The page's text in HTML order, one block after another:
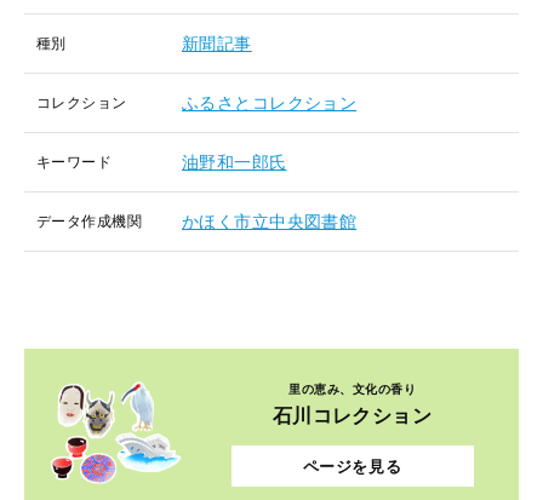
種別 新聞記事
コレクション ふるさとコレクション
キーワード 油野和一郎氏
データ作成機関 かほく市立中央図書館
里の恵み、文化の香り
石川コレクション
ページを見る